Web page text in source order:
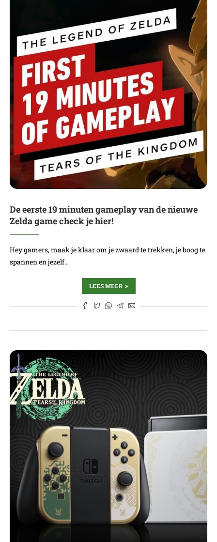
De eerste 19 minuten gameplay van de nieuwe
Zelda game check je hier!
Hey gamers, maak je klaar om je zwaard te trekken, je boog te
spannen en jezelf…
LEES MEER